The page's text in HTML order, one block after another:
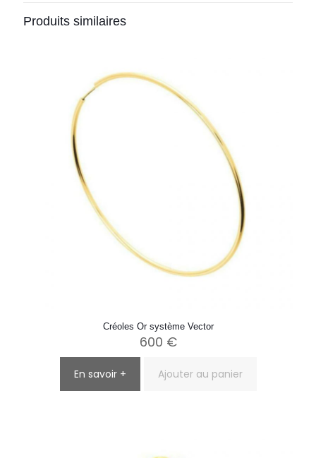
Produits similaires
Créoles Or système Vector
600 €
En savoir + Ajouter au panier